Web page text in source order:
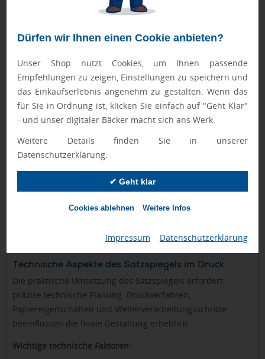
Dürfen wir Ihnen einen Cookie anbieten?
Unser Shop nutzt Cookies, um Ihnen passende
Empfehlungen zu zeigen, Einstellungen zu speichern und
das Einkaufserlebnis angenehm zu gestalten. Wenn das
für Sie in Ordnung ist, klicken Sie einfach auf "Geht Klar"
- und unser digitaler Bäcker macht sich ans Werk.
Weitere Details finden Sie in unserer
Datenschutzerklärung.
✔ Geht klar
Cookies ablehnen Weitere Infos
Impressum Datenschutzerklärung
Optimale Logo-Platzierung: Strategische
Lesbare Textinformationen : Ausreichend Raum für
Kontaktdaten und Botschaften
drucktechnischer Vorgaben und Sicherheitsränder
Ästhetische Balance
: Harmonische Verteilung aller
Gestaltungselemente
Konkrete Anwendungsbeispiele:
Kugelschreiber mit Logo: Miniaturisierter Satzspiegel
Firmennamen
Schreibblöcke mit Werbung
mit Kopfzeile für Logo und Fußzeile für Kontaktdaten
Werbekalender: Monatsspezifische
Satzspiegelaufteilung mit Logo-Integration im
Kopfbereich
Satzspiegel mit zentraler Logo-Platzierung und
Technische Aspekte des Satzspiegels im Druck
Die praktische Umsetzung des Satzspiegels erfordert
präzise technische Planung. Druckverfahren,
Papiereigenschaften und Weiterverarbeitungsschritte
beeinflussen die finale Gestaltung erheblich.
Wichtige technische Faktoren: